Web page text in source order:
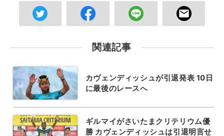
関連記事
カヴェンディッシュが引退発表 10日
に最後のレースへ
ギルマイがさいたまクリテリウム優
勝 カヴェンディッシュは引退明言せ